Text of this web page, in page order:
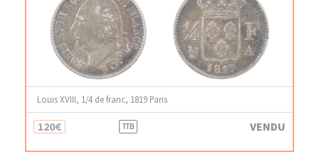
Louis XVIII, 1/4 de franc, 1819 Paris
120€ TTB VENDU